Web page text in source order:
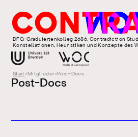
DFG-Graduiertenkolleg 2686: Contradiction
Konstellationen, Heuristiken und Konzepte des
Start > Mitglieder> Post-Docs
Post-Docs